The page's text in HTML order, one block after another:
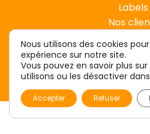
Labels
Nos
Nous utilisons des cookies
expérience sur notre site.
Vous pouvez en savoir plus
utilisons ou les désactiver dans
Accepter Refuser